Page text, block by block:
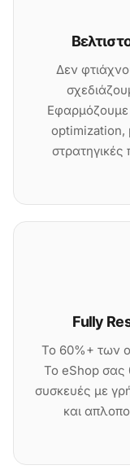
Δεν
optimization,
στρατηγικές
Fully
Το 60%+ των
Το eShop σας
συσκευές με
και